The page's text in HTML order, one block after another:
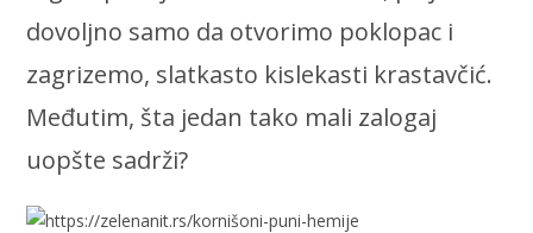
dovoljno samo da otvorimo poklopac i
zagrizemo, slatkasto kislekasti krastavčić.
Međutim, šta jedan tako mali zalogaj
uopšte sadrži?